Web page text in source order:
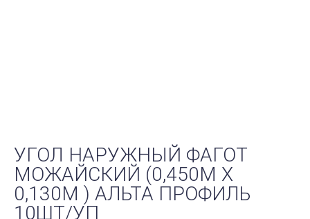
УГОЛ НАРУЖНЫЙ ФАГОТ
МОЖАЙСКИЙ (0,450М Х
0,130М ) АЛЬТА ПРОФИЛЬ
10ШТ/УП